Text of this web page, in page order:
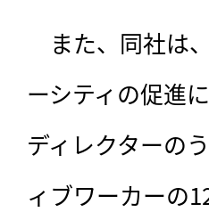
また、同社は
ーシティの促進
ディレクターの
ィブワーカーの